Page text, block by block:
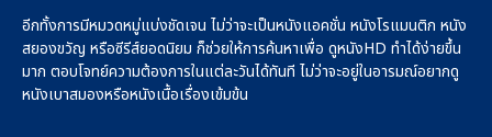
อีกทั้งการมีหมวดหมู่แบ่งชัดเจน ไม่ว่าจะเป็นหนังแอคชั่น หนังโรแมนติก หนัง
สยองขวัญ หรือซีรีส์ยอดนิยม ก็ช่วยให้การค้นหาเพื่อ ดูหนังHD ทำได้ง่ายขึ้น
มาก ตอบโจทย์ความต้องการในแต่ละวันได้ทันที ไม่ว่าจะอยู่ในอารมณ์อยากดู
หนังเบาสมองหรือหนังเนื้อเรื่องเข้มข้น